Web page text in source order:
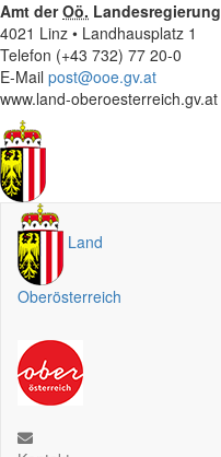
Amt derOö. Landesregierung
4021 Linz • Landhausplatz 1
Telefon (+43 732) 77 20-0
E-Mail post@ooe.gv.at
www.land-oberoesterreich.gv.at
Land
Oberösterreich